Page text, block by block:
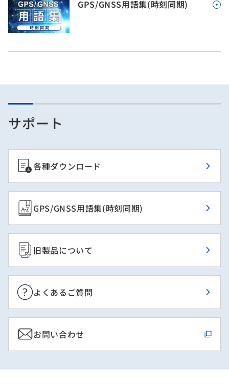
GPS/GNSS用語集(時刻同期)
サポート
各種ダウンロード
GPS/GNSS用語集(時刻同期)
旧製品について
よくあるご質問
お問い合わせ